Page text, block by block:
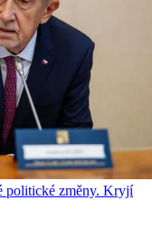
politické změny. Kryjí